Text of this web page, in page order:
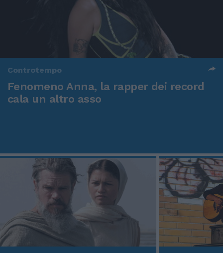
Controtempo
Fenomeno Anna, la rapper dei record
cala un altro asso